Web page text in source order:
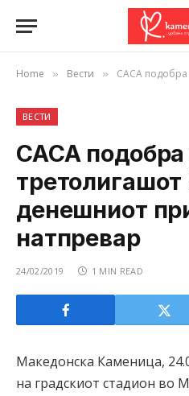
Home » Вести » САСА подобра од
ВЕСТИ
САСА подобра
денешниот
натпревар
24/02/2019 1 MIN READ
Македонска Каменица,
на градскиот стадион во